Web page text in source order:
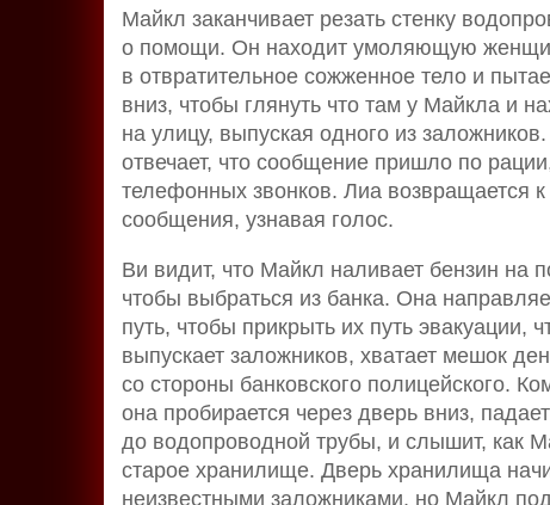
Майкл заканчивает резать стенку
о помощи. Он находит умоляющую
в отвратительное сожженное тело и
вниз, чтобы глянуть что там у Майкла и
на улицу, выпуская одного из
отвечает, что сообщение пришло по
телефонных звонков. Лиа возвращается
сообщения, узнавая голос.
Ви видит, что Майкл наливает бензин на
чтобы выбраться из банка. Она
путь, чтобы прикрыть их путь эвакуации,
выпускает заложников, хватает мешок
со стороны банковского полицейского.
она пробирается через дверь вниз,
до водопроводной трубы, и слышит, как
старое хранилище. Дверь хранилища
неизвестными заложниками, но Майкл